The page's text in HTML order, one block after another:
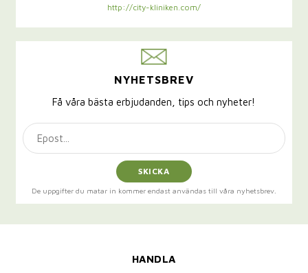
http://city-kliniken.com/
NYHETSBREV
Få våra bästa erbjudanden, tips och nyheter!
SKICKA
De uppgifter du matar in kommer endast användas till våra nyhetsbrev.
HANDLA